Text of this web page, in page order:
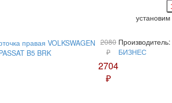
установим
2080
₽
2704
₽
Производитель:
БИЗНЕС